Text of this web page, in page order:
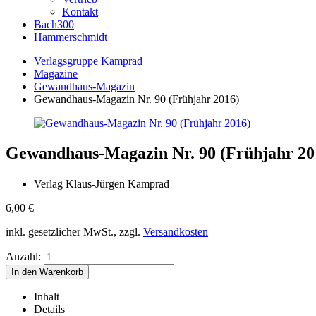
Kontakt
Bach300
Hammerschmidt
Verlagsgruppe Kamprad
Magazine
Gewandhaus-Magazin
Gewandhaus-Magazin Nr. 90 (Frühjahr 2016)
Gewandhaus-Magazin Nr. 90 (Frühjahr
Verlag Klaus-Jürgen Kamprad
6,00 €
inkl. gesetzlicher MwSt., zzgl. Versandkosten
Anzahl:
Inhalt
Details